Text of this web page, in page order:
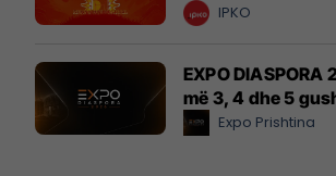
IPKO
EXPO
më 3, 4 dhe 5
Expo Prishtina